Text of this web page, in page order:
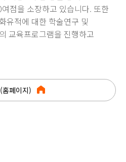
점을 소장하고 있습니다. 또한
유적에 대한 학술연구 및
교육프로그램을 진행하고
홈페이지)